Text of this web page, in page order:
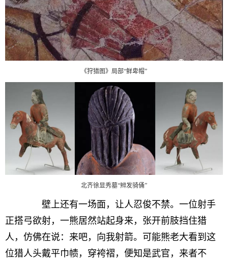
《狩猎图》局部“鲜卑帽”
北齐徐显秀墓“辫发骑俑”
壁上还有一场面，让人忍俊不禁。一位射手
正搭弓欲射，一熊居然站起身来，张开前肢挡住猎
人，仿佛在说：来吧，向我射箭。可能熊老大看到这
位猎人头戴平巾帻，穿袴褶，便知是武官，来者不